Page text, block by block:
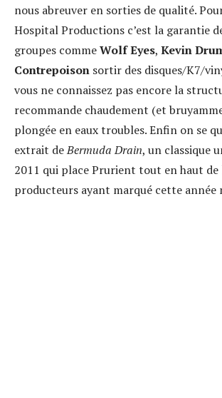
nous abreuver en sorties de qualité.
Hospital Productions c’est la garantie
groupes commeWolf Eyes, Kevin
Contrepoison sortir des disques/K7/
vous ne connaissez pas encore la
recommande chaudement (et
plongée en eaux troubles. Enfin on se
extrait deBermuda Drain, un classique
2011 qui place Prurient tout en haut de
producteurs ayant marqué cette année